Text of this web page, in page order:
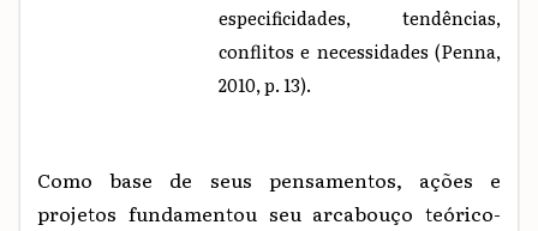
especificidades, tendências,
conflitos e necessidades (Penna,
2010, p. 13).
Como base de seus pensamentos, ações e
projetos fundamentou seu arcabouço teórico-